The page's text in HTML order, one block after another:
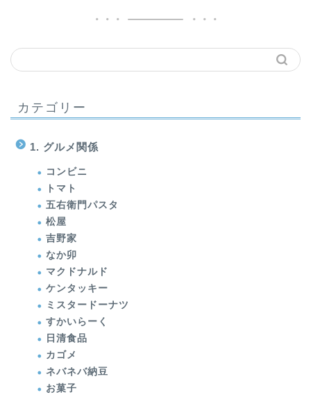
カテゴリー
1. グルメ関係
コンビニ
トマト
五右衛門パスタ
松屋
吉野家
なか卯
マクドナルド
ケンタッキー
ミスタードーナツ
すかいらーく
日清食品
カゴメ
ネバネバ納豆
お菓子